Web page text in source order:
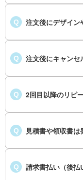
Q 注文後にデザイン
Q 注文後にキャンセ
Q 2回目以降のリピ
Q 見積書や領収書は
Q 請求書払い（後払